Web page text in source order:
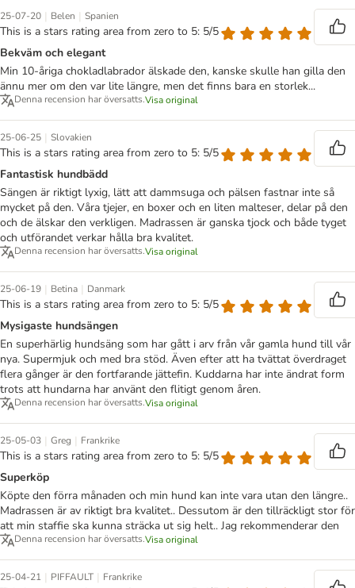
25-07-20 | Belen | Spanien
This is a stars rating area from zero to 5: 5/5
Bekväm och elegant
Min 10-åriga chokladlabrador älskade den, kanske skulle han gilla den
ännu mer om den var lite längre, men det finns bara en storlek...
Denna recension har översatts.Visa original
25-06-25 | Slovakien
This is a stars rating area from zero to 5: 5/5
Fantastisk hundbädd
Sängen är riktigt lyxig, lätt att dammsuga och pälsen fastnar inte så
mycket på den. Våra tjejer, en boxer och en liten malteser, delar på den
och de älskar den verkligen. Madrassen är ganska tjock och både tyget
och utförandet verkar hålla bra kvalitet.
Denna recension har översatts.Visa original
25-06-19 | Betina | Danmark
This is a stars rating area from zero to 5: 5/5
Mysigaste hundsängen
En superhärlig hundsäng som har gått i arv från vår gamla hund till vår
nya. Supermjuk och med bra stöd. Även efter att ha tvättat överdraget
flera gånger är den fortfarande jättefin. Kuddarna har inte ändrat form
trots att hundarna har använt den flitigt genom åren.
Denna recension har översatts.Visa original
25-05-03 | Greg | Frankrike
This is a stars rating area from zero to 5: 5/5
Superköp
Köpte den förra månaden och min hund kan inte vara utan den längre..
Madrassen är av riktigt bra kvalitet.. Dessutom är den tillräckligt stor för
att min staffie ska kunna sträcka ut sig helt.. Jag rekommenderar den
Denna recension har översatts.Visa original
25-04-21 | PIFFAULT | Frankrike